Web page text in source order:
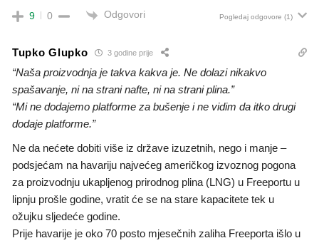
9 0 Odgovori Pogledaj odgovore (1)
Tupko Glupko 3 godine prije
“Naša proizvodnja je takva kakva je. Ne dolazi nikakvo
spašavanje, ni na strani nafte, ni na strani plina.”
“Mi ne dodajemo platforme za bušenje i ne vidim da itko drugi
dodaje platforme.”
Ne da nećete dobiti više iz države izuzetnih, nego i manje –
podsjećam na havariju najvećeg američkog izvoznog pogona
za proizvodnju ukapljenog prirodnog plina (LNG) u Freeportu u
lipnju prošle godine, vratit će se na stare kapacitete tek u
ožujku sljedeće godine.
Prije havarije je oko 70 posto mjesečnih zaliha Freeporta išlo u